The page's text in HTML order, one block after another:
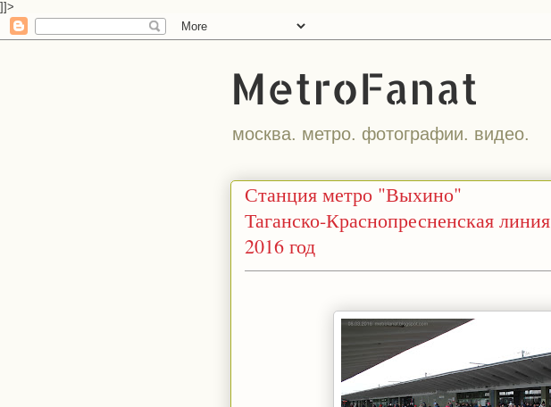
]]>
MetroFanat
москва. метро. фотографии. видео.
Станция метро "Выхино"
Таганско-Краснопресненская линия
2016 год